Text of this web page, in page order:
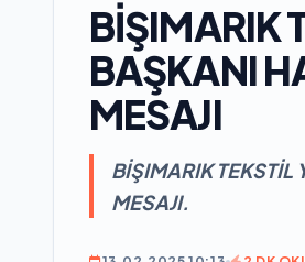
BİŞIMARIK
BAŞKANI
MESAJI
BİŞIMARIK TEKSTİL
MESAJI.